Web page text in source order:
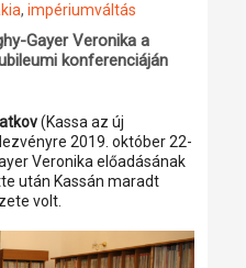
, impériumváltás
Gayer Veronika a
konferenciáján
(Kassa az új
2019. október 22-
Veronika előadásának
után Kassán maradt
volt.